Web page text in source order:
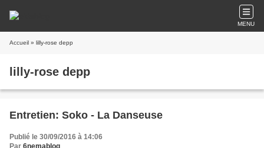
MENU
Accueil » lilly-rose depp
lilly-rose depp
Entretien: Soko - La Danseuse
Publié le 30/09/2016 à 14:06
Par 6nemablog